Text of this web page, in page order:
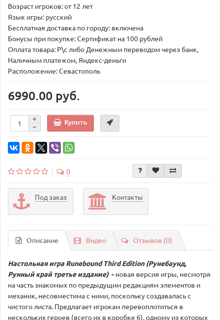
Возраст игроков: от 12 лет
Язык игры: русский
Бесплатная доставка по городу: включена
Бонусы при покупке: Сертификат на 100 рублей
Оплата товара: Р\с либо Денежным переводом через банк,
Наличным платежом, Яндекс-деньги
Расположение: Севастополь
6990.00 руб.
Купить
0
Под заказ Контакты
Описание Видео Отзывов (0)
Настольная игра Runebound Third Edition (Рунебаунд,
Рунный край третье издание) - новая версия игры, несмотря
на часть знакомых по предыдущим редакциям элементов и
механик, несовместима с ними, поскольку создавалась с
чистого листа. Предлагает игрокам перевоплотиться в
нескольких героев (всего их в коробке 6), одному из которых